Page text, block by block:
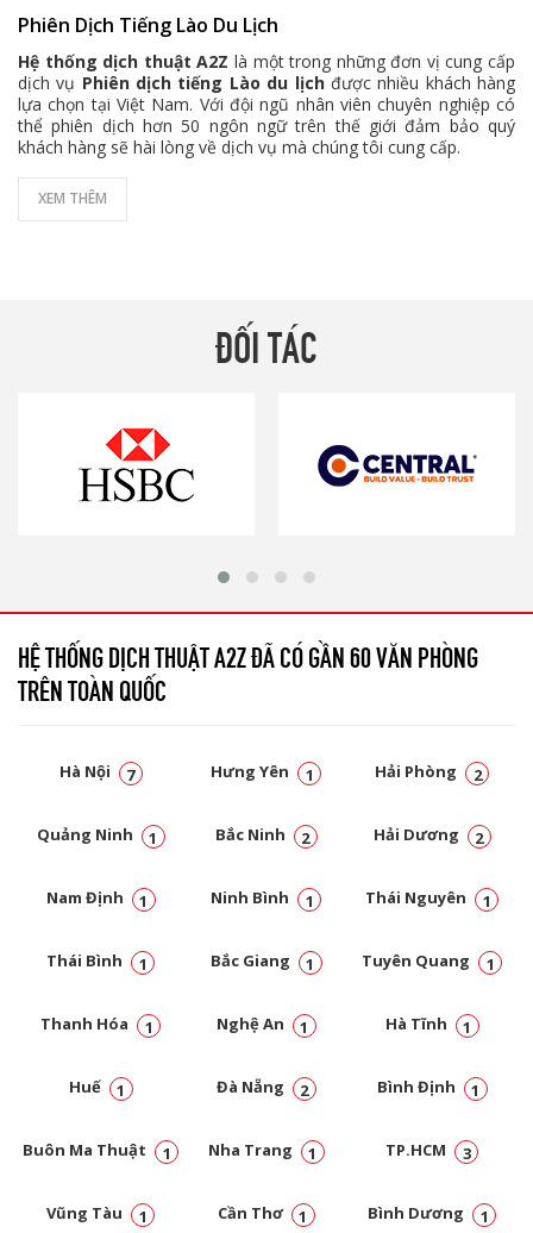
Phiên Dịch Tiếng Lào Du Lịch
Hệ thống dịch thuật A2Z là một trong những đơn vị cung cấp
dịch vụ Phiên dịch tiếng Lào du lịchđược nhiều khách hàng
lựa chọn tại Việt Nam. Với đội ngũ nhân viên chuyên nghiệp có
thể phiên dịch hơn 50 ngôn ngữ trên thế giới đảm bảo quý
khách hàng sẽ hài lòng về dịch vụ mà chúng tôi cung cấp.
XEM THÊM
ĐỐI TÁC
HỆ THỐNG DỊCH THUẬT A2Z ĐÃ CÓ GẦN 60 VĂN PHÒNG
TRÊN TOÀN QUỐC
Hà Nội 7 Hưng Yên 1 Hải Phòng 2
Quảng Ninh 1 Bắc Ninh 2 Hải Dương 2
Nam Định 1 Ninh Bình 1 Thái Nguyên 1
Thái Bình 1 Bắc Giang 1 Tuyên Quang 1
Thanh Hóa 1 Nghệ An 1 Hà Tĩnh 1
Huế 1 Đà Nẵng 2 Bình Định 1
Buôn Ma Thuật 1 Nha Trang 1 TP.HCM 3
Vũng Tàu 1 Cần Thơ 1 Bình Dương 1